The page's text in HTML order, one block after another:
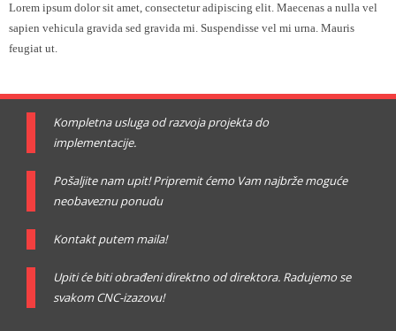
Lorem ipsum dolor sit amet, consectetur adipiscing elit. Maecenas a nulla vel
sapien vehicula gravida sed gravida mi. Suspendisse vel mi urna. Mauris
feugiat ut.
Kompletna usluga od razvoja projekta do
implementacije.
Pošaljite nam upit! Pripremit ćemo Vam najbrže moguće
neobaveznu ponudu
Kontakt putem maila!
Upiti će biti obrađeni direktno od direktora. Radujemo se
svakom CNC-izazovu!